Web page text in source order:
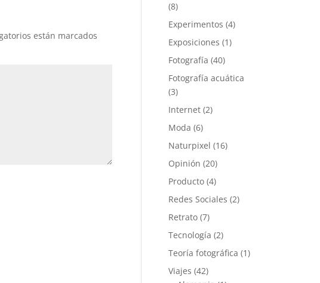
están marcados
(8)
Experimentos (4)
Exposiciones (1)
Fotografía (40)
Fotografía acuática
(3)
Internet (2)
Moda (6)
Naturpixel (16)
Opinión (20)
Producto (4)
Redes Sociales (2)
Retrato (7)
Tecnología (2)
Teoría fotográfica (1)
Viajes (42)